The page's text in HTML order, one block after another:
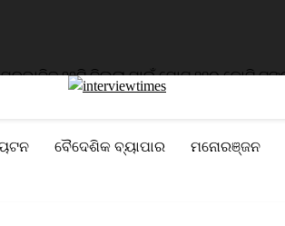
୨୨ଟି ଜିଲ୍ଲା ପାଇଁ ମୋଟ ୧୧୦ କୋଟି ଟଙ୍କାର
ବୈଦେଶିକ ବ୍ୟାପାର ମନୋରଞ୍ଜନ